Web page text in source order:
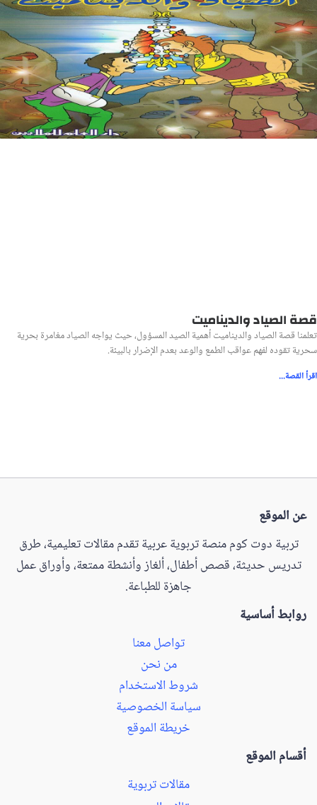
قصة الصياد والديناميت
تعلمنا قصة الصياد والديناميت أهمية الصيد المسؤول، حيث يواجه الصياد مغامرة بحرية
سحرية تقوده لفهم عواقب الطمع والوعد بعدم الإضرار بالبيئة.
اقرأ القصة...
عن الموقع
تربية دوت كوم منصة تربوية عربية تقدم مقالات تعليمية، طرق
تدريس حديثة، قصص أطفال، ألغاز وأنشطة ممتعة، وأوراق عمل
جاهزة للطباعة.
روابط أساسية
تواصل معنا
من نحن
شروط الاستخدام
سياسة الخصوصية
خريطة الموقع
أقسام الموقع
مقالات تربوية